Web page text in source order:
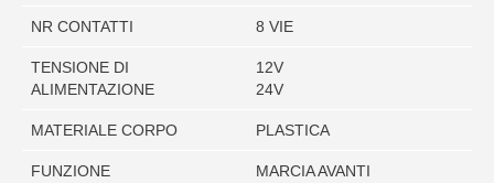
NR CONTATTI 8 VIE
TENSIONE DI
ALIMENTAZIONE
12V
24V
MATERIALE CORPO PLASTICA
FUNZIONE
MARCIA AVANTI